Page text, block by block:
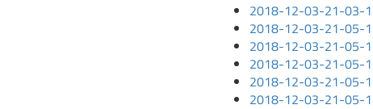
2018-12-03-21-03-
2018-12-03-21-05-
2018-12-03-21-05-
2018-12-03-21-05-
2018-12-03-21-05-
2018-12-03-21-05-